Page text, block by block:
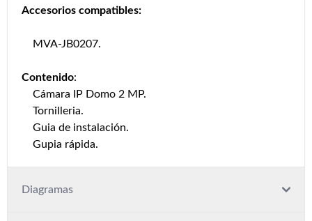
Accesorios compatibles:
MVA-JB0207.
Contenido:
Cámara IP Domo 2 MP.
Tornilleria.
Guia de instalación.
Gupia rápida.
Diagramas